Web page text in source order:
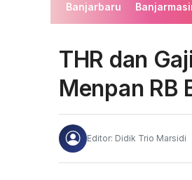
Banjarbaru
THR dan
Menpan RB
Editor: Didik Trio Marsidi